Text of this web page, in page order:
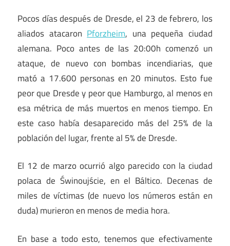
Pocos días después de Dresde, el 23 de febrero, los
aliados atacaron Pforzheim, una pequeña ciudad
alemana. Poco antes de las 20:00h comenzó un
ataque, de nuevo con bombas incendiarias, que
mató a 17.600 personas en 20 minutos. Esto fue
peor que Dresde y peor que Hamburgo, al menos en
esa métrica de más muertos en menos tiempo. En
este caso había desaparecido más del 25% de la
población del lugar, frente al 5% de Dresde.
El 12 de marzo ocurrió algo parecido con la ciudad
polaca de Świnoujście, en el Báltico. Decenas de
miles de víctimas (de nuevo los números están en
duda) murieron en menos de media hora.
En base a todo esto, tenemos que efectivamente